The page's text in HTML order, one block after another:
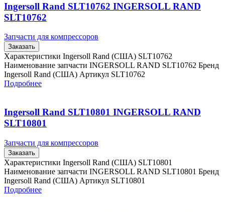
Ingersoll Rand SLT10762 INGERSOLL RAND
SLT10762
Запчасти для компрессоров
Заказать
Характеристики Ingersoll Rand (США) SLT10762
Наименование запчасти INGERSOLL RAND SLT10762 Бренд
Ingersoll Rand (США) Артикул SLT10762
Подробнее
Ingersoll Rand SLT10801 INGERSOLL RAND
SLT10801
Запчасти для компрессоров
Заказать
Характеристики Ingersoll Rand (США) SLT10801
Наименование запчасти INGERSOLL RAND SLT10801 Бренд
Ingersoll Rand (США) Артикул SLT10801
Подробнее